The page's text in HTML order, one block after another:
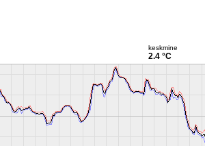
keskmine
2.4 °C